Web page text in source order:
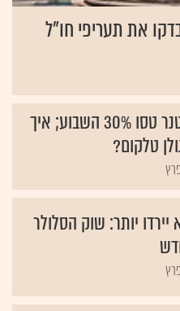
את תעריפי חו"ל
סלקום ופרטנר טסו 30% השבוע; איך
טלקום?
יותר: שוק הסלולר